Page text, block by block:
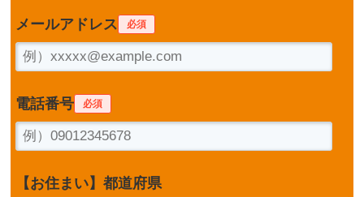
メールアドレス 必須
電話番号 必須
【お住まい】都道府県